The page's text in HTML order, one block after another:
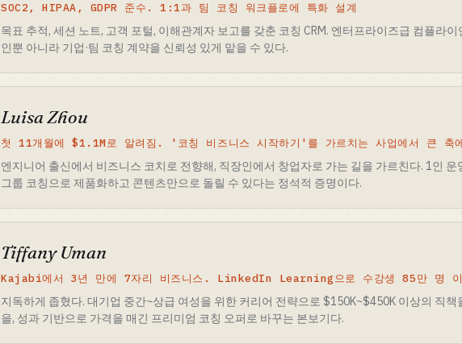
SOC2, HIPAA, GDPR 준수. 1:1과 팀 코칭 워크플로에 특화 설계
목표 추적, 세션 노트, 고객 포털, 이해관계자 보고를 갖춘 코칭 CRM. 엔터프라이즈급 컴플라
인뿐 아니라 기업·팀 코칭 계약을 신뢰성 있게 맡을 수 있다.
Luisa Zhou
첫 11개월에 $1.1M로 알려짐. '코칭 비즈니스 시작하기'를 가르치는 사업에서 큰 축
엔지니어 출신에서 비즈니스 코치로 전향해, 직장인에서 창업자로 가는 길을 가르친다. 1인
그룹 코칭으로 제품화하고 콘텐츠만으로 돌릴 수 있다는 정석적 증명이다.
Tiffany Uman
Kajabi에서 3년 만에 7자리 비즈니스. LinkedIn Learning으로 수강생 85만 명
지독하게 좁혔다. 대기업 중간~상급 여성을 위한 커리어 전략으로 $150K~$450K 이상의 직책
을, 성과 기반으로 가격을 매긴 프리미엄 코칭 오퍼로 바꾸는 본보기다.